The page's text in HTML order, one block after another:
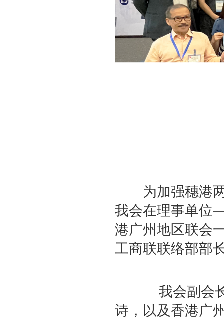
为加强穗港两
我会在理事单位
港广州地区联会
工商联联络部部
我会副会长
诗，以及香港广